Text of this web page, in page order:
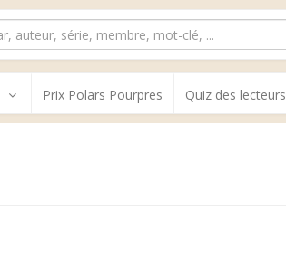
Prix Polars Pourpres Quiz des lecteurs